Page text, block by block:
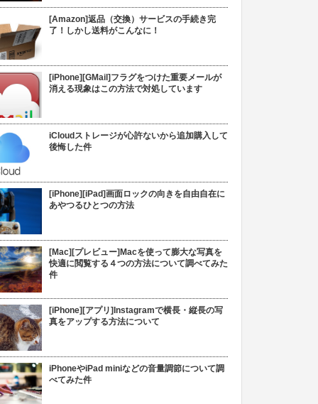
[Amazon]返品（交換）サービスの手続き完
了！しかし送料がこんなに！
[iPhone][GMail]フラグをつけた重要メールが
消える現象はこの方法で対処しています
iCloudストレージが心許ないから追加購入して
後悔した件
[iPhone][iPad]画面ロックの向きを自由自在に
あやつるひとつの方法
[Mac][プレビュー]Macを使って膨大な写真を
快適に閲覧する４つの方法について調べてみた
件
[iPhone][アプリ]Instagramで横長・縦長の写
真をアップする方法について
iPhoneやiPad miniなどの音量調節について調
べてみた件